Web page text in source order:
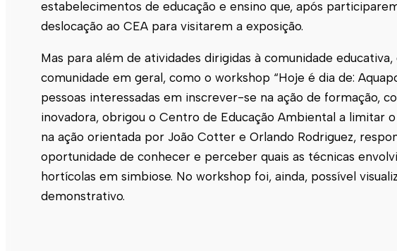
estabelecimentos de educação e ensino que, após
deslocação ao CEA para visitarem a exposição.
Mas para além de atividades dirigidas à comunidade
comunidade em geral, como o workshop “Hoje é dia de:
pessoas interessadas em inscrever-se na ação de formação,
inovadora, obrigou o Centro de Educação Ambiental a limitar
na ação orientada por João Cotter e Orlando Rodriguez,
oportunidade de conhecer e perceber quais as técnicas
hortícolas em simbiose. No workshop foi, ainda, possível
demonstrativo.